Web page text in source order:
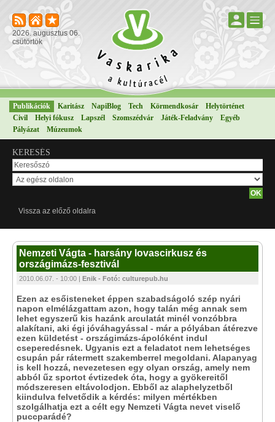
2026. augusztus 06.
csütörtök
Publikációk Karitász NapiBlog Tech Körmendkosár
Helytörténet
Civil
Helyi fókusz Lapszél Szomszédvár Játék-Feladvány
Egyéb
Pályázat
Múzeumok
KERESÉS
Vissza az előző oldalra
Nemzeti Vágta - harsány lovascirkusz és
országimázs-fesztivál
2010.06.07. - 10:00 | Enik - Fotó: culturepub.hu
Ezen az esőisteneket éppen szabadságoló szép nyári
napon elmélázgattam azon, hogy talán még annak sem
lehet egyszerű kis hazánk arculatát minél vonzóbbra
alakítani, aki égi jóváhagyással - már a pólyában átérezve
ezen küldetést - országimázs-ápolóként indul
cseperedésnek. Ugyanis ezt a feladatot nem lehetséges
csupán pár rátermett szakemberrel megoldani. Alapanyag
is kell hozzá, nevezetesen egy olyan ország, amely nem
abból űz sportot évtizedek óta, hogy a gyökereitől
módszeresen eltávolodjon. Ebből az alaphelyzetből
kiindulva felvetődik a kérdés: milyen mértékben
szolgálhatja ezt a célt egy Nemzeti Vágta nevet viselő
puccparádé?